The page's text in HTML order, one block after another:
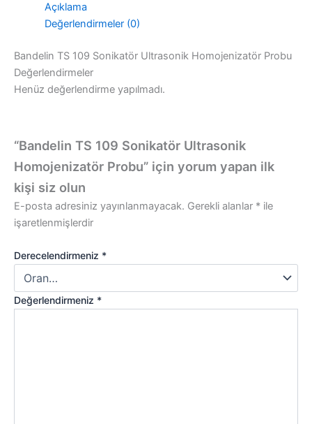
Açıklama
Değerlendirmeler (0)
Bandelin TS 109 Sonikatör Ultrasonik Homojenizatör Probu
Değerlendirmeler
Henüz değerlendirme yapılmadı.
“Bandelin TS 109 Sonikatör Ultrasonik
Homojenizatör Probu” için yorum yapan ilk
kişi siz olun
E-posta adresiniz yayınlanmayacak. Gerekli alanlar * ile
işaretlenmişlerdir
Derecelendirmeniz *
Değerlendirmeniz *